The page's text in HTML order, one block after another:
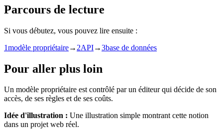
Parcours de lecture
Si vous débutez, vous pouvez lire ensuite :
1modèle propriétaire→ 2API→3base de données
Pour aller plus loin
Un modèle propriétaire est contrôlé par un éditeur qui décide de son
accès, de ses règles et de ses coûts.
Idée d'illustration : Une illustration simple montrant cette notion
dans un projet web réel.